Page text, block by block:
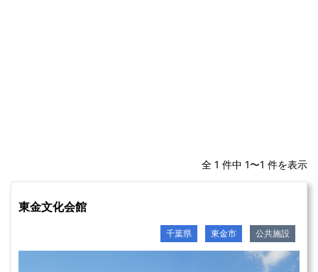
全 1 件中 1〜1 件を表示
東金文化会館
千葉県 東金市 公共施設